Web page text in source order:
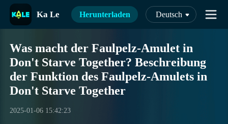
Ka Le Herunterladen Deutsch
Was macht der Faulpelz-Amulet in
Don't Starve Together? Beschreibung
der Funktion des Faulpelz-Amulets in
Don't Starve Together
2025-01-06 15:42:23